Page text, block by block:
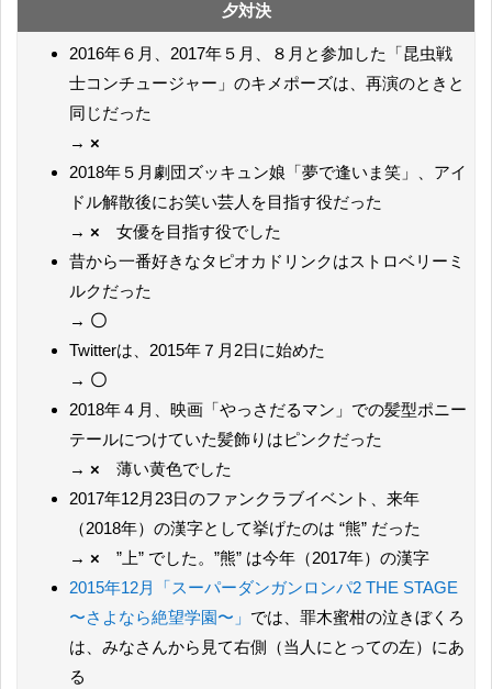
夕対決
2016年６月、2017年５月、８月と参加した「昆虫戦
士コンチュージャー」のキメポーズは、再演のときと
同じだった
→×
2018年５月劇団ズッキュン娘「夢で逢いま笑」、アイ
ドル解散後にお笑い芸人を目指す役だった
→× 女優を目指す役でした
昔から一番好きなタピオカドリンクはストロベリーミ
ルクだった
→ 〇
Twitterは、2015年７月2日に始めた
→ 〇
2018年４月、映画「やっさだるマン」での髪型ポニー
テールにつけていた髪飾りはピンクだった
→× 薄い黄色でした
2017年12月23日のファンクラブイベント、来年
（2018年）の漢字として挙げたのは “熊” だった
→× ”上” でした。”熊” は今年（2017年）の漢字
2015年12月「スーパーダンガンロンパ2 THE STAGE
〜さよなら絶望学園〜」 では、罪木蜜柑の泣きぼくろ
は、みなさんから見て右側（当人にとっての左）にあ
る